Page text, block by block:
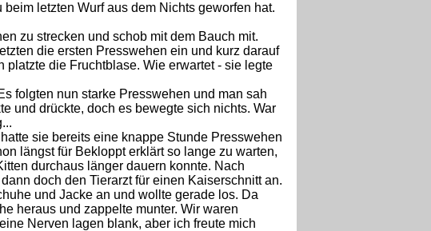
letzten Wurf aus dem Nichts geworfen hat.
zu strecken und schob mit dem Bauch mit.
die ersten Presswehen ein und kurz darauf
die Fruchtblase. Wie erwartet - sie legte
folgten nun starke Presswehen und man sah
und drückte, doch es bewegte sich nichts. War
sie bereits eine knappe Stunde Presswehen
längst für Bekloppt erklärt so lange zu warten,
durchaus länger dauern konnte. Nach
doch den Tierarzt für einen Kaiserschnitt an.
und Jacke an und wollte gerade los. Da
heraus und zappelte munter. Wir waren
Nerven lagen blank, aber ich freute mich